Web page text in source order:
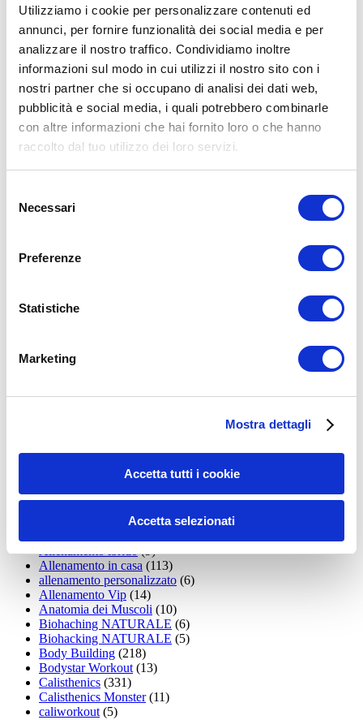
Utilizziamo i cookie per personalizzare contenuti ed
annunci, per fornire funzionalità dei social media e per
analizzare il nostro traffico. Condividiamo inoltre
informazioni sul modo in cui utilizzi il nostro sito con i
nostri partner che si occupano di analisi dei dati web,
pubblicità e social media, i quali potrebbero combinarle
con altre informazioni che hai fornito loro o che hanno
raccolto dal tuo utilizzo dei loro servizi.
delNecessari
Preferenze
Statistiche
Marketing
Mostra dettagli
Accetta tutti i cookie
Accetta selezionati
ALLENATI CON ME!
15WORKOUT
Allenamento aerobico(16)
Allenamento Braccia(9)
Allenamento Donne(75)
Allenamento ibrido(9)
Allenamento in casa (113)
allenamento personalizzato (6)
Allenamento Vip (14)
Anatomia dei Muscoli (10)
Biohaching NATURALE (6)
Biohacking NATURALE (5)
Body Building (218)
Bodystar Workout(13)
Calisthenics (331)
Calisthenics Monster(11)
caliworkout(5)